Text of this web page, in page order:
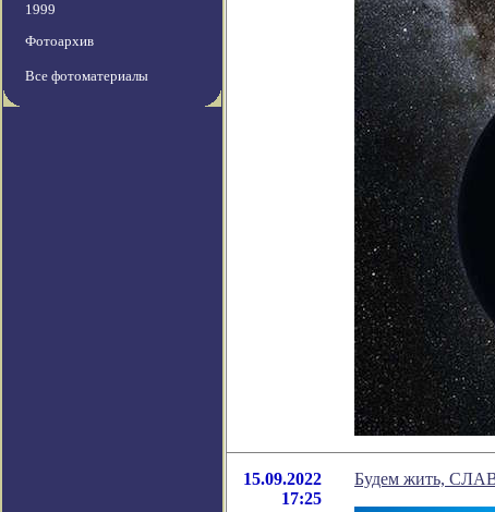
1999
Фотоархив
Все фотоматериалы
15.09.2022
17:25
Будем жить,